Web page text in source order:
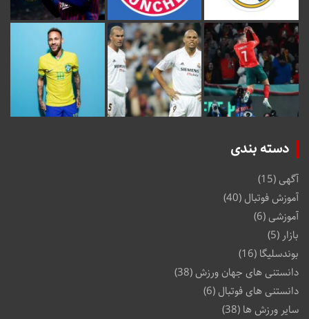
دسته بندی
آگهی(15)
آموزش فوتبال (40)
آموزشی(6)
بازار (5)
بوندسلیگا (16)
دانستنی های جهان ورزش(38)
دانستنی های فوتبال (6)
سایر ورزش ها (38)